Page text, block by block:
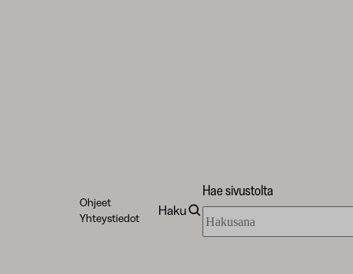
Ohjeet
Yhteystiedot
Haku
Hae sivustolta
sivustolta